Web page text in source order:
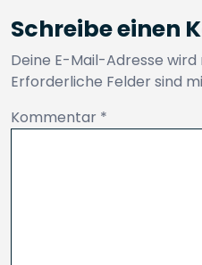
Schreibe einen
Deine E-Mail-Adresse
Erforderliche Felder sind
Kommentar *